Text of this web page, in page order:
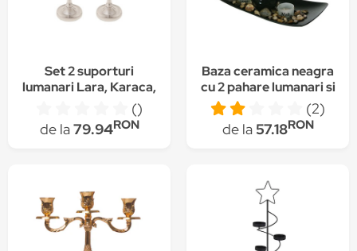
Set 2 suporturi
lumanari Lara, Karaca,
Aluminiu, 22.75 cm,
()
de la79.94RON
Baza ceramica neagra
cu 2 pahare lumanari si
bete aromate ,
DecorCasa , 40 x 17
cm
(2)
de la57.18RON